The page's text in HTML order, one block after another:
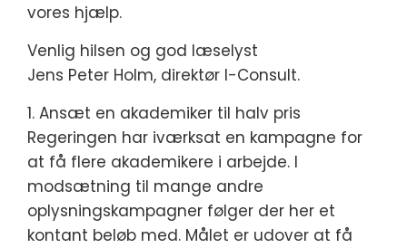
vores hjælp.
Venlig hilsen og god læselyst
Jens Peter Holm, direktør I-Consult.
1. Ansæt en akademiker til halv pris
Regeringen har iværksat en kampagne for
at få flere akademikere i arbejde. I
modsætning til mange andre
oplysningskampagner følger der her et
kontant beløb med. Målet er udover at få